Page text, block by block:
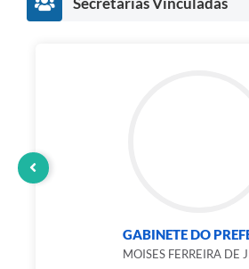
GABINETE DO
MOISES FERREIRA DE